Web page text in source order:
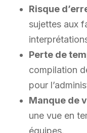
Risque
sujettes aux
Perte de
compilation
pour
Manque de
une vue en
équipes.